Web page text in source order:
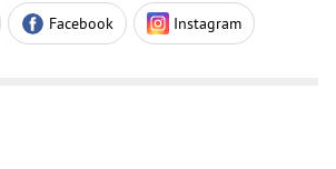
Facebook Instagram